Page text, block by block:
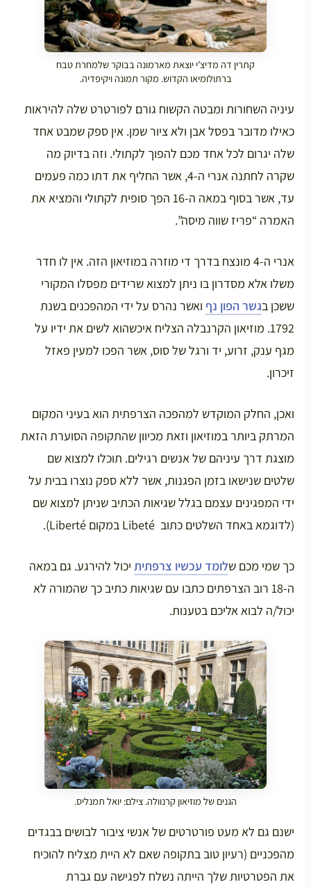
קתרין דה מדיצ’י יוצאת מארמונה בבוקר שלמחרת טבח
ברתולומיאו הקדוש. מקור תמונה ויקיפדיה.
עיניה השחורות ומבטה הקשוח גורם לפורטרט שלה להיראות
כאילו מדובר בפסל אבן ולא ציור שמן. אין ספק שמבט אחד
שלה יגרום לכל אחד מכם להפוך לקתולי. וזה בדיוק מה
שקרה לחתנה אנרי ה-4, אשר החליף את דתו כמה פעמים
עד, אשר בסוף במאה ה-16 הפך סופית לקתולי והמציא את
האמרה “פריז שווה מיסה”.
אנרי ה-4 מונצח בדרך די מוזרה במוזיאון הזה. אין לו חדר
משלו אלא מסדרון בו ניתן למצוא שרידים מפסלו המקורי
ששכן בגשר הפון נף ואשר נהרס על ידי המהפכנים בשנת
1792. מוזיאון הקרנבלה הצליח איכשהוא לשים את ידיו על
מגף ענק, זרוע, יד ורגל של סוס, אשר הפכו למעין פאזל
זיכרון.
ואכן, החלק המוקדש למהפכה הצרפתית הוא בעיני המקום
המרתק ביותר במוזיאון וזאת מכיוון שהתקופה הסוערת הזאת
מוצגת דרך עיניהם של אנשים רגילים. תוכלו למצוא שם
שלטים שנישאו בזמן הפגנות, אשר ללא ספק נוצרו בבית על
ידי המפגינים עצמם בגלל שגיאות הכתיב שניתן למצוא שם
(לדוגמא באחד השלטים כתוב Libeté במקום Liberté).
כך שמי מכם שלומד עכשיו צרפתית יכול להירגע. גם במאה
ה-18 רוב הצרפתים כתבו עם שגיאות כתיב כך שהמורה לא
יכול/ה לבוא אליכם בטענות.
הגנים של מוזיאון קרנוולה. צילם: יואל תמנליס.
ישנם גם לא מעט פורטרטים של אנשי ציבור לבושים בבגדים
מהפכניים (רעיון טוב בתקופה שאם לא היית מצליח להוכיח
את הפטרטיות שלך הייתה נשלח לפגישה עם גברת